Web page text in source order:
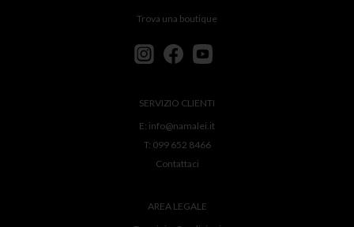
Trova una boutique
SERVIZIO CLIENTI
E: info@namalei.it
T: 099 652 8466
Contattaci
AREA LEGALE